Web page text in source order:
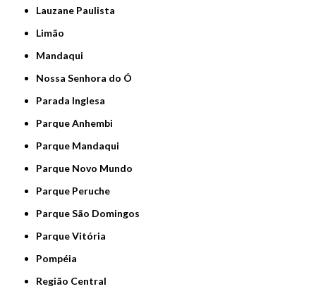
Lauzane Paulista
Limão
Mandaqui
Nossa Senhora do Ó
Parada Inglesa
Parque Anhembi
Parque Mandaqui
Parque Novo Mundo
Parque Peruche
Parque São Domingos
Parque Vitória
Pompéia
Região Central